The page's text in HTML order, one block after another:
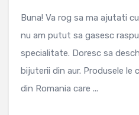
Buna! Va rog sa ma ajutati
nu am putut sa gasesc
specialitate. Doresc sa
bijuterii din aur. Produsele le
din Romania care ...